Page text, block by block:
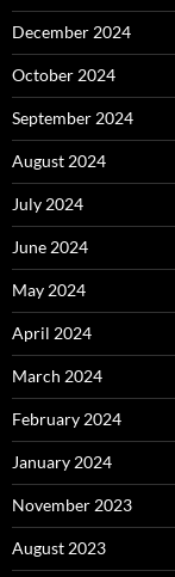
December 2024
October 2024
September 2024
August 2024
July 2024
June 2024
May 2024
April 2024
March 2024
February 2024
January 2024
November 2023
August 2023